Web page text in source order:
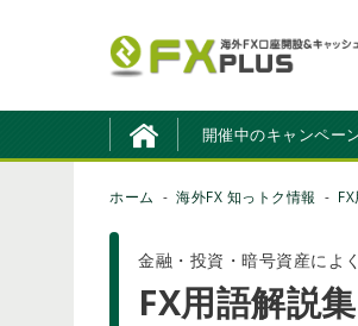
開催中のキャンペー
ホーム 海外FX 知っトク情報
金融・投資・暗号資産によ
FX用語解説集